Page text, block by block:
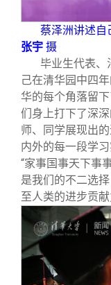
蔡泽洲讲述自
张宇 摄
毕业生代表、
己在清华园中四
华的每个角落留
们身上打下了深
师、同学展现出
内外的每一段学
“家事国事天下事
是我们的不二选
至人类的进步贡